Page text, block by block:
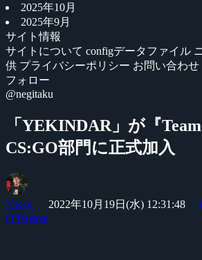
2025年10月
2025年9月
サイト情報
サイトについて configデータファイル
供 プライバシーポリシー お問い合わせ
フォロー
@negitaku
「YEKINDAR」が『
CS:GO部門に正式加入
Yossy 2022年10月19日(水) 12:31:48
Offensive